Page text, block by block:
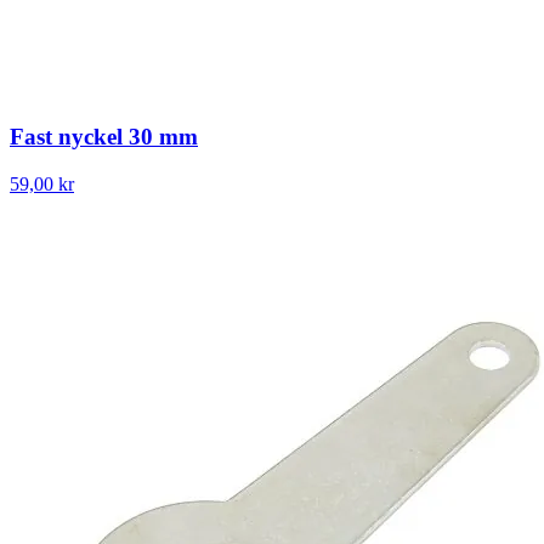
Fast nyckel 30 mm
59,00 kr